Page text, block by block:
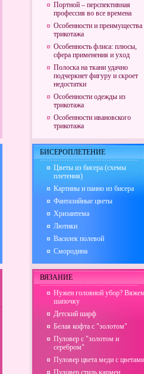
Портной – перспективная
профессия во все времена
Особенности и преимущества
трикотажа
Особенность флиса: плюсы,
сфера применения и уход
Полоска на ткани удачно
подчеркнет фигуру и скроет
недостатки
Особенности одежды из
трикотажа
Особенности ивановского
трикотажа
БИСЕРОПЛЕТЕНИЕ
Цветы из бисера (схемы
плетения)
Картины и панно из бисера
Фантазийные цветы
Хризантема
Лютики
Василек полевой
Смородина
ВЯЗАНИЕ
Нужен головной убор?
шапочку
Детский шарф
Белая кофта с "золотом"
Пуловер с "золотом и
серебром"
Пуловер цвета меди с цветами
Пуловер стиль кармен